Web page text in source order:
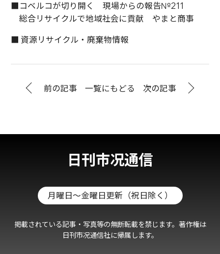
■コベルコが切り開く 現場からの報告№211
総合リサイクルで地域社会に貢献 やまと商事
■ 資源リサイクル・廃棄物情報
前の記事 一覧にもどる 次の記事
日刊市况通信
月曜日～金曜日更新（祝日除く）
掲載されている記事・写真等の無断転載を禁じます。著作権は
日刊市况通信社に帰属します。